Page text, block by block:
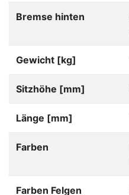
Bremse hinten
Gewicht [kg]
Sitzhöhe [mm]
Länge [mm]
Farben
Farben Felgen